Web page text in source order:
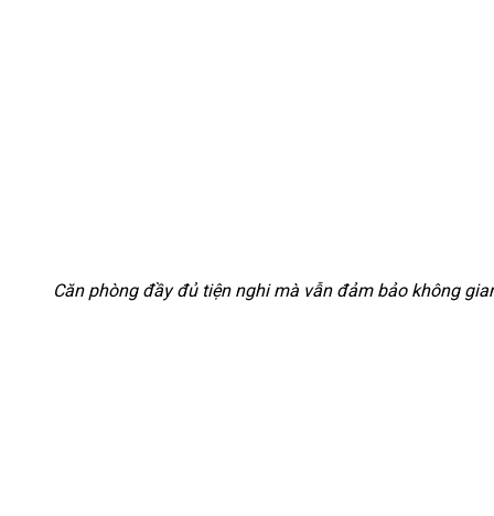
Căn phòng đầy đủ tiện nghi mà vẫn đảm bảo không